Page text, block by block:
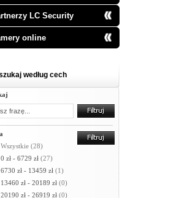
LC Security
online
według cech
Wszystkie (28)
0 zł - 6729 zł (27)
6730 zł - 13459 zł (1)
13460 zł - 20189 zł (0)
20190 zł - 26919 zł (0)